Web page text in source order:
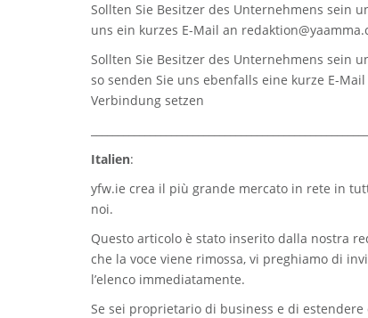
Sollten Sie Besitzer des Unternehmens sein
uns ein kurzes E-Mail an
Sollten Sie Besitzer des Unternehmens sein
so senden Sie uns ebenfalls eine kurze E-Mail
Verbindung setzen
Italien:
yfw.ie crea il più grande mercato in rete in
noi.
Questo articolo è stato inserito dalla nostra
che la voce viene rimossa, vi preghiamo di
l’elenco immediatamente.
Se sei proprietario di business e di